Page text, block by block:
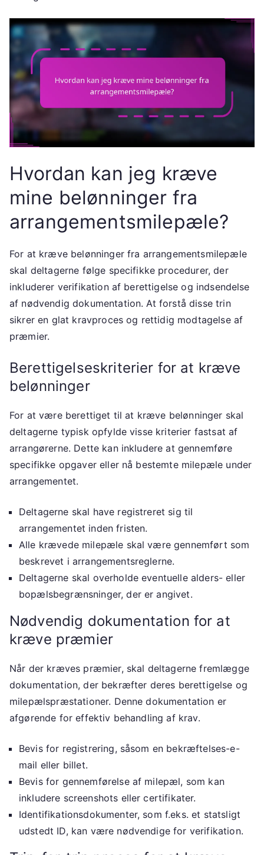
Hvordan kan jeg kræve
mine belønninger fra
arrangementsmilepæle?
For at kræve belønninger fra arrangementsmilepæle
skal deltagerne følge specifikke procedurer, der
inkluderer verifikation af berettigelse og indsendelse
af nødvendig dokumentation. At forstå disse trin
sikrer en glat kravproces og rettidig modtagelse af
præmier.
Berettigelseskriterier for at kræve
belønninger
For at være berettiget til at kræve belønninger skal
deltagerne typisk opfylde visse kriterier fastsat af
arrangørerne. Dette kan inkludere at gennemføre
specifikke opgaver eller nå bestemte milepæle under
arrangementet.
Deltagerne skal have registreret sig til
arrangementet inden fristen.
Alle krævede milepæle skal være gennemført som
beskrevet i arrangementsreglerne.
Deltagerne skal overholde eventuelle alders- eller
bopælsbegrænsninger, der er angivet.
Nødvendig dokumentation for at
kræve præmier
Når der kræves præmier, skal deltagerne fremlægge
dokumentation, der bekræfter deres berettigelse og
milepælspræstationer. Denne dokumentation er
afgørende for effektiv behandling af krav.
Bevis for registrering, såsom en bekræftelses-e-
mail eller billet.
Bevis for gennemførelse af milepæl, som kan
inkludere screenshots eller certifikater.
Identifikationsdokumenter, som f.eks. et statsligt
udstedt ID, kan være nødvendige for verifikation.